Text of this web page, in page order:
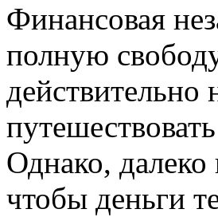
Финансовая
полную
действительно
Однако, далеко
чтобы деньги